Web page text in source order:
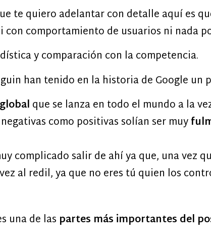
te quiero adelantar con detalle aquí es
comportamiento de usuarios ni nada
y comparación con la competencia.
han tenido en la historia de Google un
que se lanza en todo el mundo a la
como positivas solían ser muy
complicado salir de ahí ya que, una vez
al redil, ya que no eres tú quien los
una de las partes más importantes del